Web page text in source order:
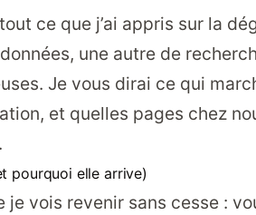
ce que j’ai appris sur la
une autre de
Je vous dirai ce qui
et quelles pages chez
pourquoi elle arrive)
je vois revenir sans cesse :